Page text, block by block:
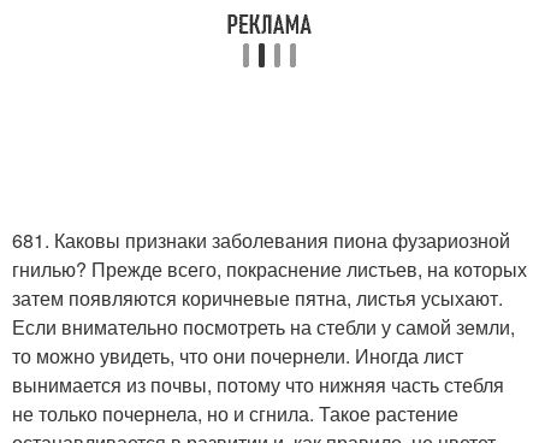
681. Каковы признаки заболевания пиона фузариозной
гнилью? Прежде всего, покраснение листьев, на которых
затем появляются коричневые пятна, листья усыхают.
Если внимательно посмотреть на стебли у самой земли,
то можно увидеть, что они почернели. Иногда лист
вынимается из почвы, потому что нижняя часть стебля
не только почернела, но и сгнила. Такое растение